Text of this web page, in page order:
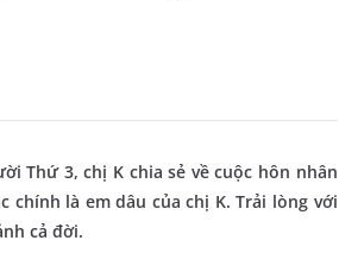
Thứ 3, chị K chia sẻ về cuộc hôn nhân
chính là em dâu của chị K. Trải lòng với
cả đời.